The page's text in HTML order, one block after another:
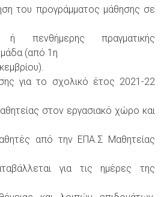
του προγράμματος μάθησης σε
πενθήμερης πραγματικής
(από 1η
για το σχολικό έτος 2021-22
στον εργασιακό χώρο και
από την ΕΠΑ.Σ Μαθητείας
για τις ημέρες της